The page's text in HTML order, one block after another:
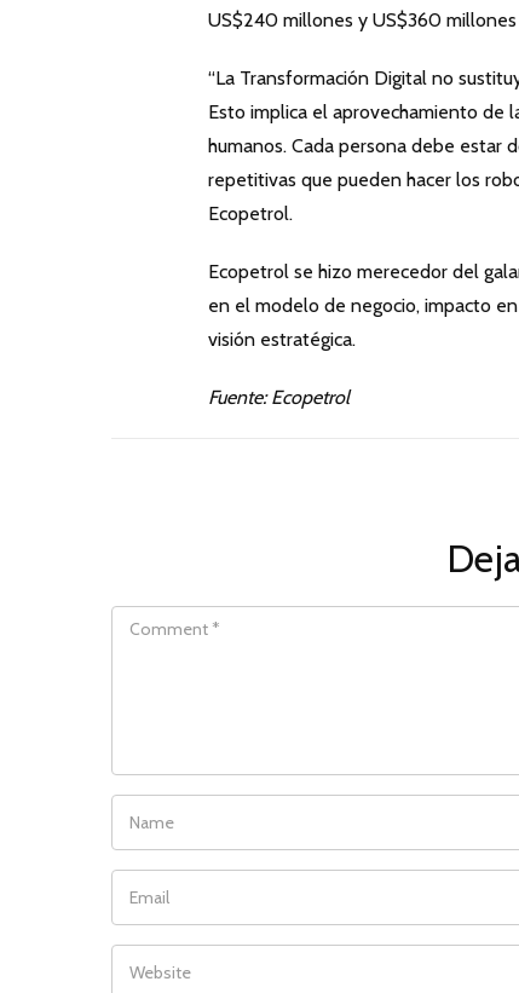
US$240 millones y US$360
“La Transformación Digital no
Esto implica el aprovechamiento de
humanos. Cada persona debe estar
repetitivas que pueden hacer los
Ecopetrol.
Ecopetrol se hizo merecedor del
en el modelo de negocio, impacto
visión estratégica.
Fuente: Ecopetrol
COMMENT
NAME
EMAIL
WEBSITE